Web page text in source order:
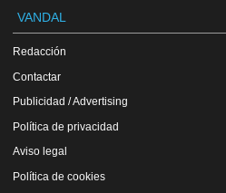
VANDAL
Redacción
Contactar
Publicidad / Advertising
Política de privacidad
Aviso legal
Política de cookies